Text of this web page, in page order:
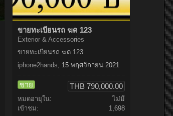
ขายทะเบียนรถ ฆด 123
Exterior & Accessories
ขายทะเบียนรถ ฆด 123
iphone2hands
15 พฤศจิกายน 2021
ขาย THB 790,000.00
หมดอายุใน:
ไม่มี
เข้าชม:
1,698